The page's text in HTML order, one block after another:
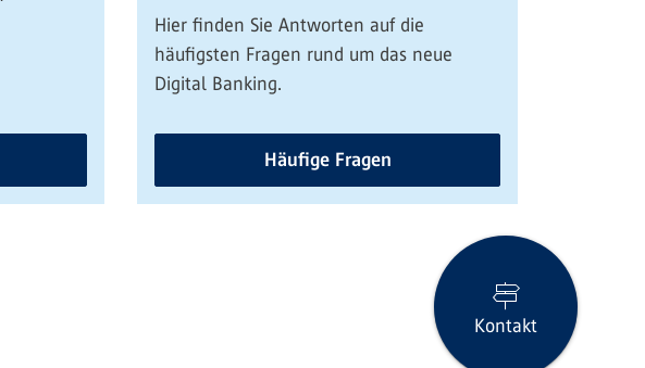
Hier finden Sie Antworten auf die
häufigsten Fragen rund um das neue
Digital Banking.
Häufige Fragen
Kontakt